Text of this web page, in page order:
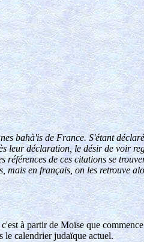
bahà'is de France. S'étant
leur déclaration, le désir de voir
références de ces citations se
en français, on les retrouve
à partir de Moïse que
le calendrier judaïque actuel.